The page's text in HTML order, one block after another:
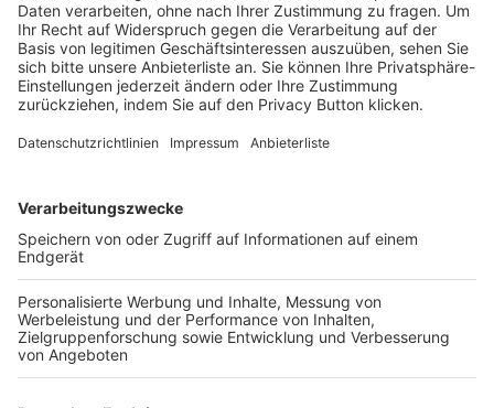
Trainerbörse
Login SpielPlus
FOLGE DEM BFV
TOP-VEREINE
TOP-PARTNER